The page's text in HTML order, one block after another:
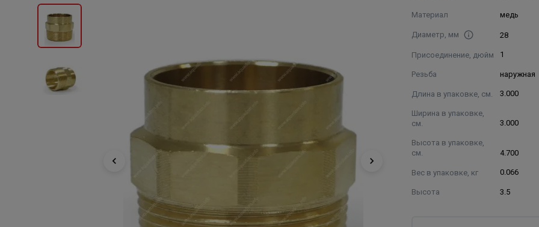
Материал медь
Диаметр, мм 28
Присоединение, дюйм 1
Резьба наружная
Длина в упаковке, см. 3.000
Ширина в упаковке,
см.
3.000
Высота в упаковке,
см.
4.700
Вес в упаковке, кг 0.066
Высота 3.5